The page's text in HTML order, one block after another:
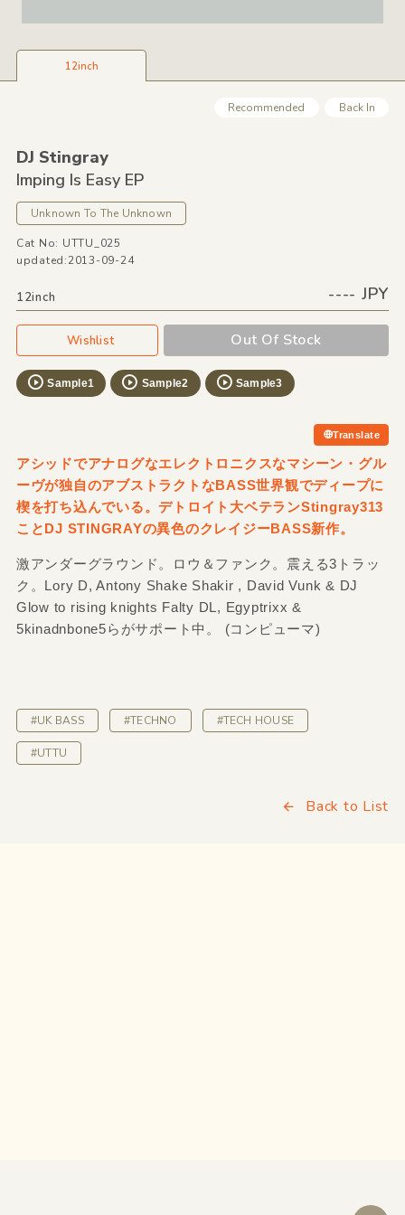
12inch
Recommended Back In
DJ Stingray
Imping Is Easy EP
Unknown To The Unknown
Cat No: UTTU_025
updated:2013-09-24
12inch ---- JPY
Wishlist Out Of Stock
Sample1 Sample2 Sample3
Translate
アシッドでアナログなエレクトロニクスなマシーン・グル
ーヴが独自のアブストラクトなBASS世界観でディープに
楔を打ち込んでいる。デトロイト大ベテランStingray313
ことDJ STINGRAYの異色のクレイジーBASS新作。
激アンダーグラウンド。ロウ＆ファンク。震える3トラッ
ク。Lory D, Antony Shake Shakir , David Vunk & DJ
Glow to rising knights Falty DL, Egyptrixx &
5kinadnbone5らがサポート中。 (コンピューマ)
#UK BASS #TECHNO #TECH HOUSE
#UTTU
Back to List